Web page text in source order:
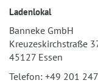
Ladenlokal
Banneke GmbH
Kreuzeskirchstraße
45127 Essen
Telefon: +49 201